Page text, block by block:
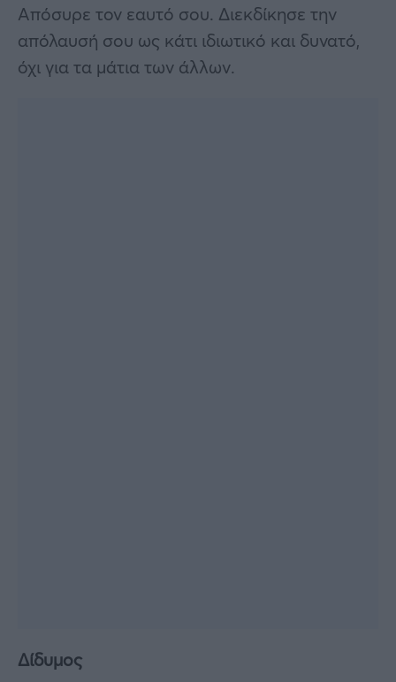
Απόσυρε τον εαυτό σου. Διεκδίκησε την
απόλαυσή σου ως κάτι ιδιωτικό και δυνατό,
όχι για τα μάτια των άλλων.
Δίδυμος